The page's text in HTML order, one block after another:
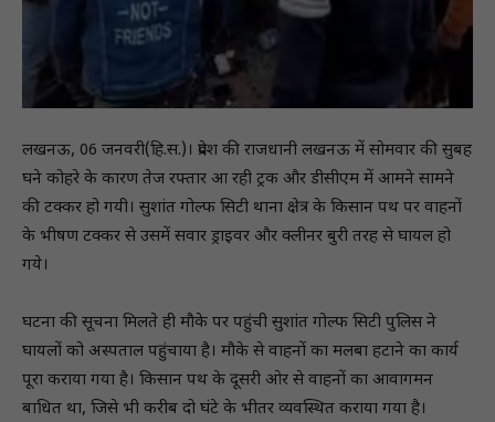
लखनऊ, 06 जनवरी(हि.स.)। प्रदेश की राजधानी लखनऊ में सोमवार की सुबह
घने कोहरे के कारण तेज रफ्तार आ रही ट्रक और डीसीएम में आमने सामने
की टक्कर हो गयी। सुशांत गोल्फ सिटी थाना क्षेत्र के किसान पथ पर वाहनों
के भीषण टक्कर से उसमें सवार ड्राइवर और क्लीनर बुरी तरह से घायल हो
गये।
घटना की सूचना मिलते ही मौके पर पहुंची सुशांत गोल्फ सिटी पुलिस ने
घायलों को अस्पताल पहुंचाया है। मौके से वाहनों का मलबा हटाने का कार्य
पूरा कराया गया है। किसान पथ के दूसरी ओर से वाहनों का आवागमन
बाधित था, जिसे भी करीब दो घंटे के भीतर व्यवस्थित कराया गया है।